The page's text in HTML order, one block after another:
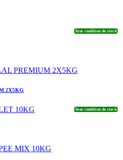
Sous condition de stock
2X5KG
Sous condition de stock